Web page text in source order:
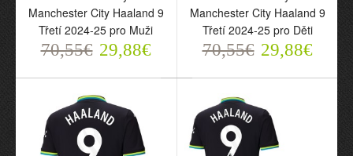
Oficiální Fotbalový Dres
Manchester City Haaland
9 Domácí 2025-26 pro
Děti
Oficiální Fotbalový Dres s
Dlouhý Rukáv
Manchester City Haaland
9 Domácí 2025-26 pro
Manchester City Haaland 9
Třetí 2024-25 pro Muži
70,55€ 29,88€
Manchester City Haaland 9
Třetí 2024-25 pro Děti
70,55€ 29,88€